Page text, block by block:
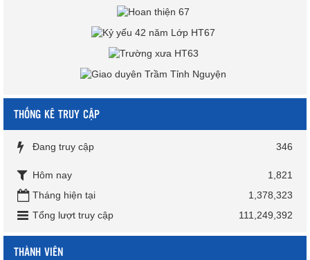
THỐNG KÊ TRUY CẬP
Đang truy cập 346
Hôm nay
1,821
Tháng hiện tại
1,378,323
Tổng lượt truy cập
111,249,392
THÀNH VIÊN